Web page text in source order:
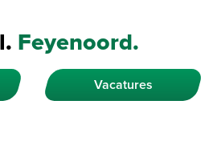
Feyenoord.
Vacatures